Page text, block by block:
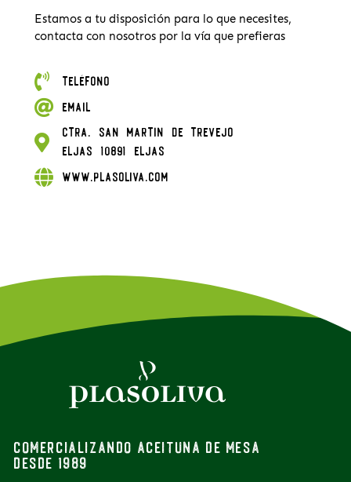
Estamos a tu disposición para lo que necesites,
contacta con nosotros por la vía que prefieras
Teléfono
Email
Ctra. San Martin de Trevejo
Eljas 10891 Eljas
www.plasoliva.com
Comercializando aceituna de mesa
desde 1989